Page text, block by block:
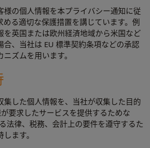
様の個人情報を本プライバシー通知に従
める適切な保護措置を講じています。例
を英国または欧州経済地域から米国など
合、当社は EU 標準契約条項などの承認
ズムを用います。
集した個人情報を、当社が収集した目的
要求したサービスを提供するためな
法律、税務、会計上の要件を遵守するた
ます。